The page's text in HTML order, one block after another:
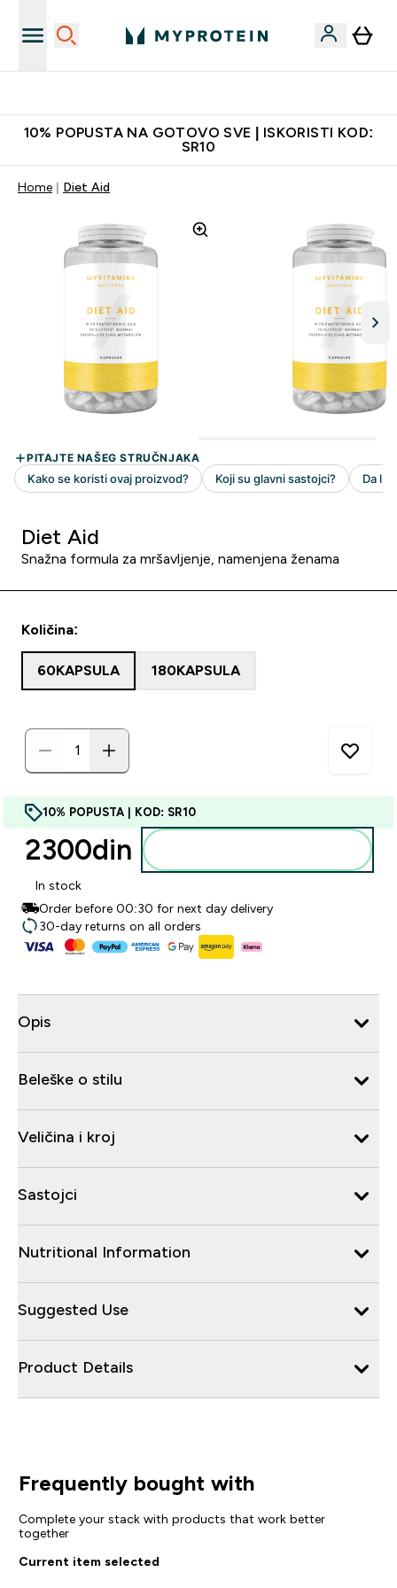
10% POPUSTA NA GOTOVO SVE | ISKORISTI KOD:
SR10
Home Diet Aid
Diet Aid
Snažna formula za mršavljenje, namenjena ženama
Količina:
60KAPSULA 180KAPSULA
10% POPUSTA | KOD: SR10
2300din‎
In stock
Order before 00:30 for next day delivery
30-day returns on all orders
Opis
Beleške o stilu
Veličina i kroj
Sastojci
Nutritional Information
Suggested Use
Product Details
Frequently bought with
Complete your stack with products that work better
together
Current item selected